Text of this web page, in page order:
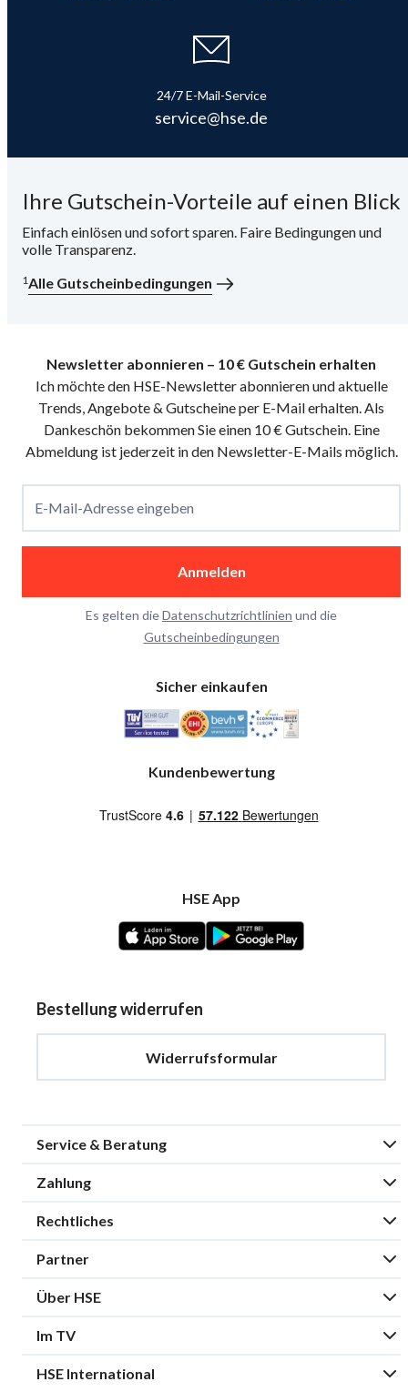
24/7 E-Mail-Service
service@hse.de
Ihre Gutschein-Vorteile auf einen Blick
Einfach einlösen und sofort sparen. Faire Bedingungen und
volle Transparenz.
1Alle Gutscheinbedingungen
Newsletter abonnieren – 10 € Gutschein erhalten
Ich möchte den HSE-Newsletter abonnieren und aktuelle
Trends, Angebote & Gutscheine per E-Mail erhalten. Als
Dankeschön bekommen Sie einen 10 € Gutschein. Eine
Abmeldung ist jederzeit in den Newsletter-E-Mails möglich.
E-Mail-Adresse eingeben
Anmelden
Es gelten dieDatenschutzrichtlinien und die
Gutscheinbedingungen
Sicher einkaufen
Kundenbewertung
HSE App
Bestellung widerrufen
Widerrufsformular
Service & Beratung
Zahlung
Rechtliches
Partner
Über HSE
Im TV
HSE International